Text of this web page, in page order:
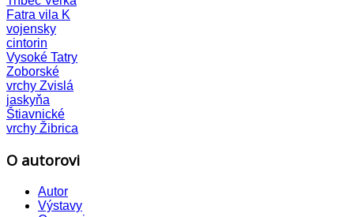
Fatra vila K
vojensky
cintorin
Vysoké Tatry
Zoborské
vrchy Zvislá
jaskyňa
Štiavnické
vrchy Žibrica
O autorovi
Autor
Výstavy